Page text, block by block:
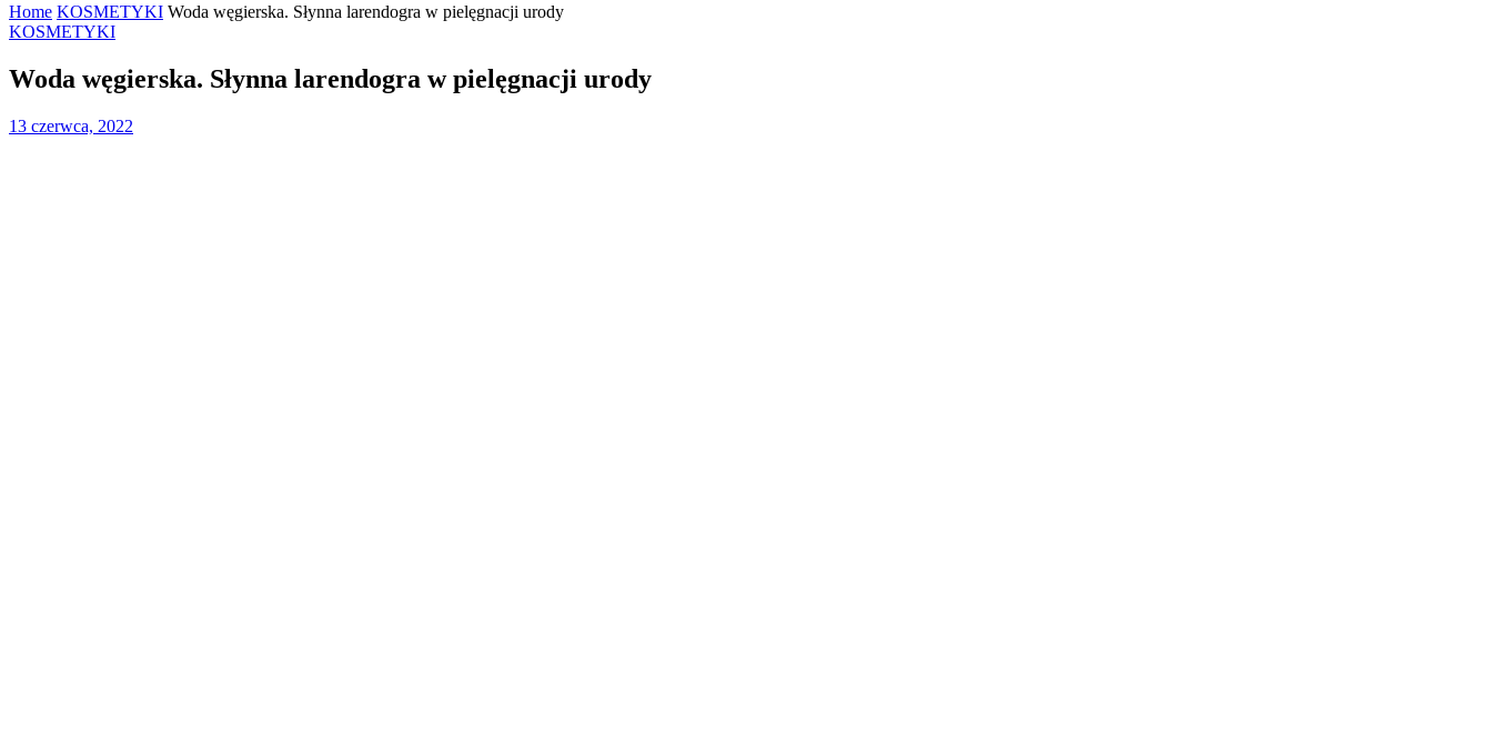
Home KOSMETYKI Woda węgierska. Słynna larendogra w pielęgnacji urody
KOSMETYKI
Woda węgierska. Słynna larendogra w pielęgnacji urody
13 czerwca, 2022